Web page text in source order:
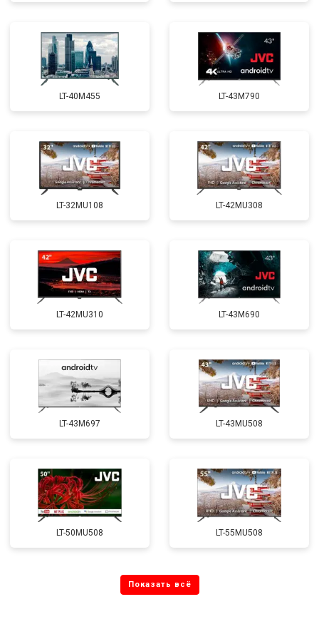
LT-40M455 LT-43M790
LT-32MU108 LT-42MU308
LT-42MU310 LT-43M690
LT-43M697 LT-43MU508
LT-50MU508 LT-55MU508